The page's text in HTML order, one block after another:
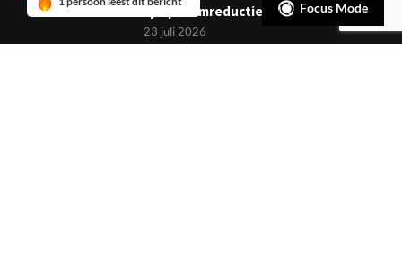
symptoomreductie
23 juli 2026
Focus Mode